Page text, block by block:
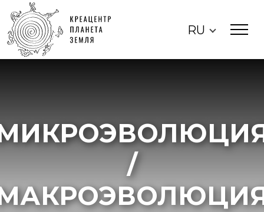
RU
/